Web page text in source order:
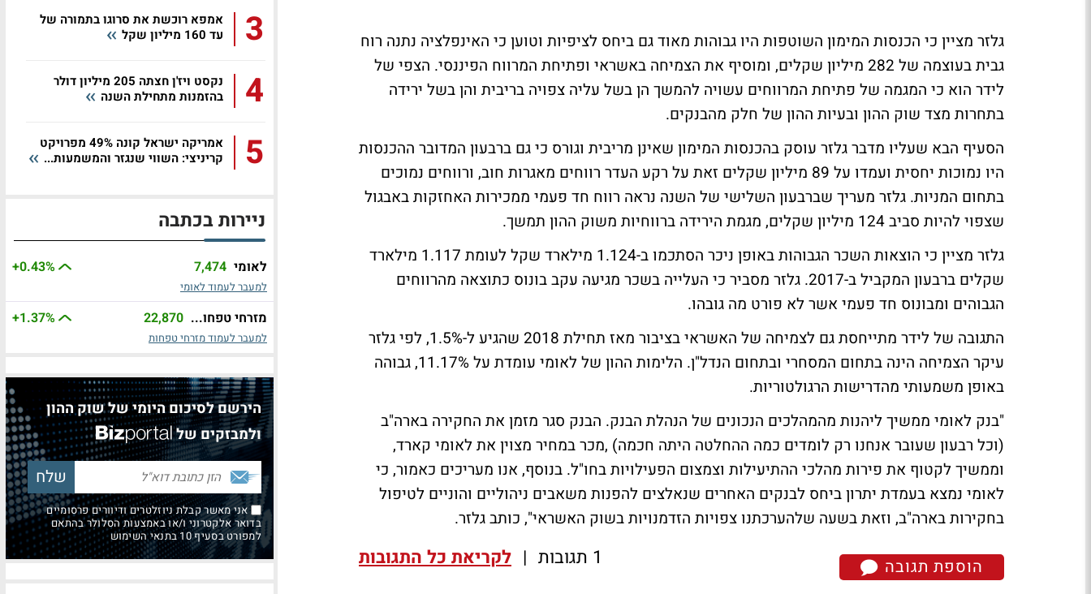
גלזר מציין כי הכנסות המימון השוטפות היו גבוהות מאוד גם ביחס לציפיות וטוען כי האינפלציה נתנה רוח
גבית בעוצמה של 282 מיליון שקלים, ומוסיף את הצמיחה באשראי ופתיחת המרווח הפיננסי. הצפי של
לידר הוא כי המגמה של פתיחת המרווחים עשויה להמשך הן בשל עליה צפויה בריבית והן בשל ירידה
בתחרות מצד שוק ההון ובעיות ההון של חלק מהבנקים.
הסעיף הבא שעליו מדבר גלזר עוסק בהכנסות המימון שאינן מריבית וגורס כי גם ברבעון המדובר ההכנסות
היו נמוכות יחסית ועמדו על 89 מיליון שקלים זאת על רקע העדר רווחים מאגרות חוב, ורווחים נמוכים
בתחום המניות. גלזר מעריך שברבעון השלישי של השנה נראה רווח חד פעמי ממכירות האחזקות באבגול
שצפוי להיות סביב 124 מיליון שקלים, מגמת הירידה ברווחיות משוק ההון תמשך.
גלזר מציין כי הוצאות השכר הגבוהות באופן ניכר הסתכמו ב-1.124 מילארד שקל לעומת 1.117 מילארד
שקלים ברבעון המקביל ב-2017. גלזר מסביר כי העלייה בשכר מגיעה עקב בונוס כתוצאה מהרווחים
הגבוהים ומבונוס חד פעמי אשר לא פורט מה גובהו.
התגובה של לידר מתייחסת גם לצמיחה של האשראי בציבור מאז תחילת 2018 שהגיע ל-1.5%, לפי גלזר
עיקר הצמיחה הינה בתחום המסחרי ובתחום הנדל"ן. הלימות ההון של לאומי עומדת על 11.17%, גבוהה
באופן משמעותי מהדרישות הרגולטוריות.
"בנק לאומי ממשיך ליהנות מהמהלכים הנכונים של הנהלת הבנק. הבנק סגר מזמן את החקירה בארה"ב
(וכל רבעון שעובר אנחנו רק לומדים כמה ההחלטה היתה חכמה) ,מכר במחיר מצוין את לאומי קארד,
וממשיך לקטוף את פירות מהלכי ההתיעילות וצמצום הפעילויות בחו"ל. בנוסף, אנו מעריכים כאמור, כי
לאומי נמצא בעמדת יתרון ביחס לבנקים האחרים שנאלצים להפנות משאבים ניהוליים והוניים לטיפול
בחקירות בארה"ב, וזאת בשעה שלהערכתנו צפויות הזדמנויות בשוק האשראי", כותב גלזר.
הוספת תגובה 1 תגובות | לקריאת כל התגובות
3
אמפא רוכשת את סרוגו בתמורה של
עד 160 מיליון שקל
4
נקסט ויז'ן חצתה 205 מיליון דולר
בהזמנות מתחילת השנה
5
אמריקה ישראל קונה 49% מפרויקט
קריניצי: השווי שנגזר והמשמעות...
ניירות בכתבה
לאומי 7,474
+0.43%
למעבר לעמוד לאומי
מזרחי טפחו... 22,870
+1.37%
למעבר לעמוד מזרחי טפחות
הירשם לסיכום היומי של שוק ההון
ולמבזקים של
אני מאשר קבלת ניוזלטרים ודיוורים פרסומיים
בדואר אלקטרוני ו/או באמצעות הסלולר בהתאם
למפורט בסעיף 10 בתנאי השימוש